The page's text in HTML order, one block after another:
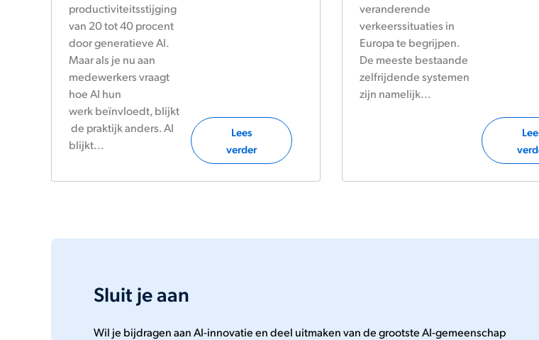
productiviteitsstijging
van 20 tot 40 procent
door generatieve AI.
Maar als je nu aan
medewerkers vraagt
hoe AI hun
werk beïnvloedt, blijkt
de praktijk anders. AI
blijkt...
Lees
verder
veranderende
verkeerssituaties in
Europa te begrijpen.
De meeste bestaande
zelfrijdende systemen
zijn namelijk...
Sluit je aan
Wil je bijdragen aan AI-innovatie en deel uitmaken van de grootste AI-gemeenschap